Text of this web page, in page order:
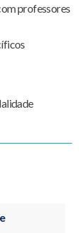
professores